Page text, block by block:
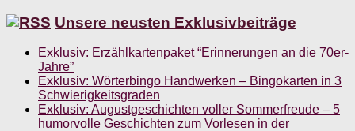
Unsere neusten Exklusivbeiträge
Exklusiv: Erzählkartenpaket “Erinnerungen an die 70er-
Jahre”
Exklusiv: Wörterbingo Handwerken – Bingokarten in 3
Schwierigkeitsgraden
Exklusiv: Augustgeschichten voller Sommerfreude – 5
humorvolle Geschichten zum Vorlesen in der